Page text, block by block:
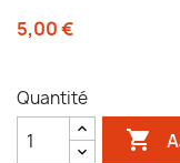
5,00 €
Quantité
